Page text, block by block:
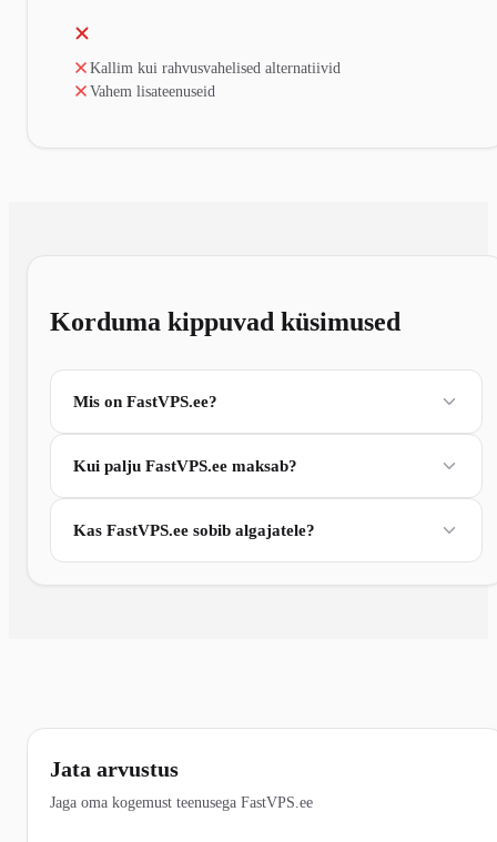
Kallim kui rahvusvahelised alternatiivid
Vahem lisateenuseid
Korduma kippuvad küsimused
Mis on FastVPS.ee?
Kui palju FastVPS.ee maksab?
Kas FastVPS.ee sobib algajatele?
Jata arvustus
Jaga oma kogemust teenusega FastVPS.ee